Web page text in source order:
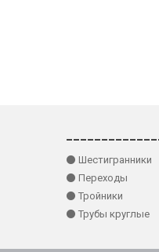
⚫ Шестигранники
⚫ Переходы
⚫ Тройники
⚫ Трубы круглые